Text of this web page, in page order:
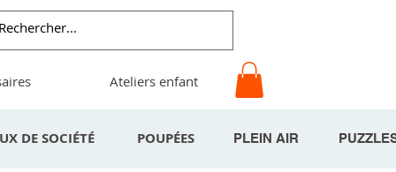
Ateliers enfant
DE SOCIÉTÉ POUPÉES PLEIN AIR